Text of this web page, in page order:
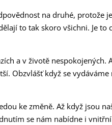
na druhé, protože
to tak skoro všichni. Je
a v životě
Obzvlášť když se
ke změně. Až když jsou
se nám nabídne i